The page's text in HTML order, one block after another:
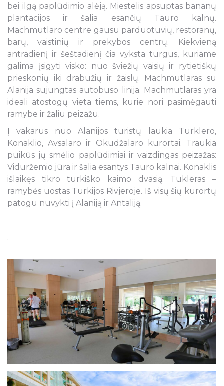
bei ilgą paplūdimio alėją. Miestelis apsuptas bananų
plantacijos ir šalia esančių Tauro kalnų.
Machmutlaro centre gausu parduotuvių, restoranų,
barų, vaistinių ir prekybos centrų. Kiekvieną
antradienį ir šeštadienį čia vyksta turgus, kuriame
galima įsigyti visko: nuo šviežių vaisių ir rytietiškų
prieskonių iki drabužių ir žaislų. Machmutlaras su
Alanija sujungtas autobuso linija. Machmutlaras yra
ideali atostogų vieta tiems, kurie nori pasimėgauti
ramybe ir žaliu peizažu.
Į vakarus nuo Alanijos turistų laukia Turklero,
Konaklio, Avsalaro ir Okudžalaro kurortai. Traukia
puikūs jų smėlio paplūdimiai ir vaizdingas peizažas:
Viduržemio jūra ir šalia esantys Tauro kalnai. Konaklis
išlaikęs tikro turkiško kaimo dvasią. Tukleras –
ramybės uostas Turkijos Rivjeroje. Iš visų šių kurortų
patogu nuvykti į Alaniją ir Antaliją.
.